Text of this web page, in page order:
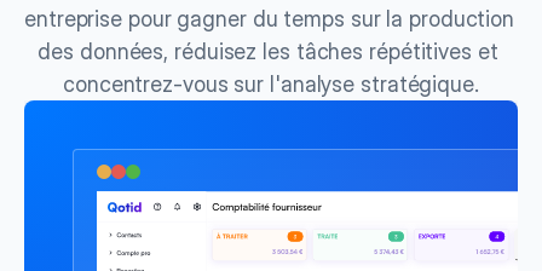
entreprise pour gagner du temps sur la production
des données, réduisez les tâches répétitives et
concentrez-vous sur l'analyse stratégique.